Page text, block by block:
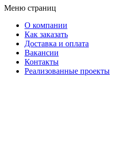
Меню страниц
О компании
Как заказать
Доставка и оплата
Вакансии
Контакты
Реализованные проекты